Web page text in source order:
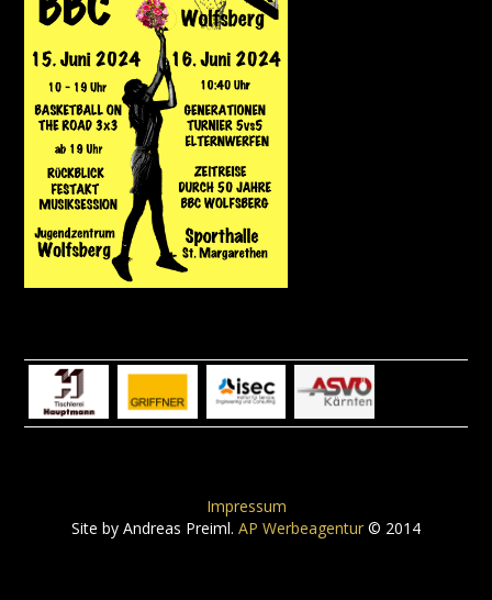
Impressum
Site by Andreas Preiml. AP Werbeagentur © 2014